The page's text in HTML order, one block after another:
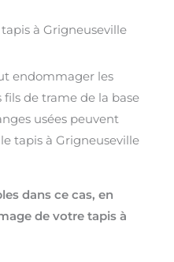
à Grigneuseville
endommager les
fils de trame de la base
usées peuvent
tapis à Grigneuseville
dans ce cas, en
de votre tapis à